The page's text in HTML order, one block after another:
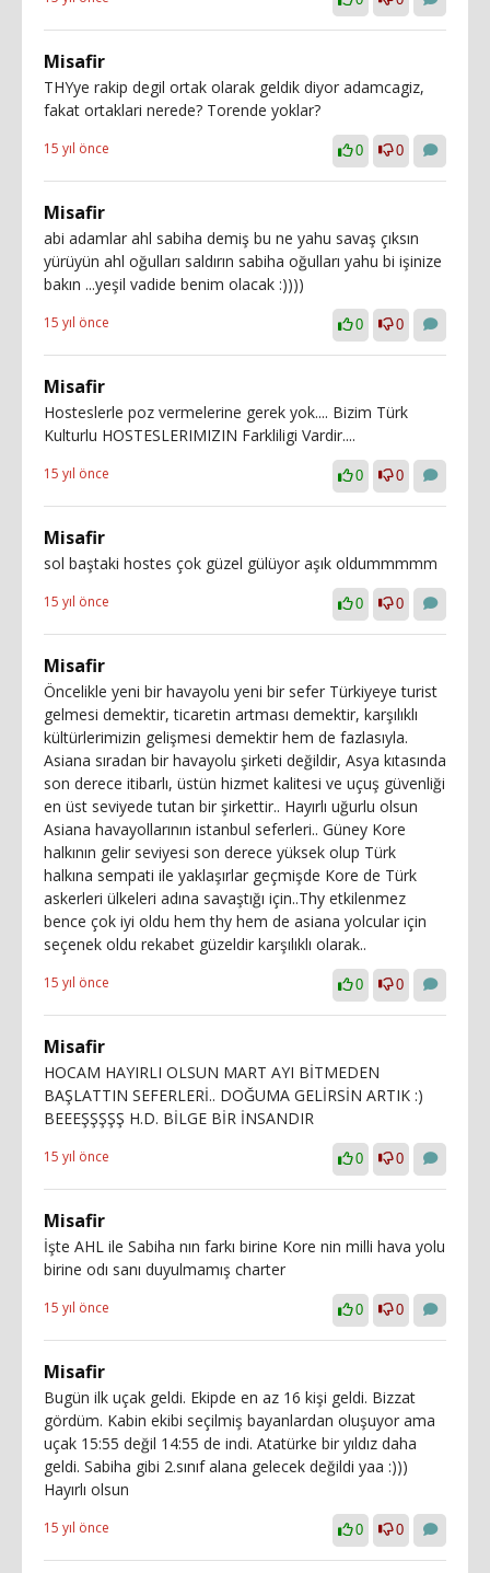
Misafir
THYye rakip degil ortak olarak geldik diyor adamcagiz,
fakat ortaklari nerede? Torende yoklar?
15 yıl önce 0 0
Misafir
abi adamlar ahl sabiha demiş bu ne yahu savaş çıksın
yürüyün ahl oğulları saldırın sabiha oğulları yahu bi işinize
bakın ...yeşil vadide benim olacak :))))
15 yıl önce 0 0
Misafir
Hosteslerle poz vermelerine gerek yok.... Bizim Türk
Kulturlu HOSTESLERIMIZIN Farkliligi Vardir....
15 yıl önce 0 0
Misafir
sol baştaki hostes çok güzel gülüyor aşık oldummmmm
15 yıl önce 0 0
Misafir
Öncelikle yeni bir havayolu yeni bir sefer Türkiyeye turist
gelmesi demektir, ticaretin artması demektir, karşılıklı
kültürlerimizin gelişmesi demektir hem de fazlasıyla.
Asiana sıradan bir havayolu şirketi değildir, Asya kıtasında
son derece itibarlı, üstün hizmet kalitesi ve uçuş güvenliği
en üst seviyede tutan bir şirkettir.. Hayırlı uğurlu olsun
Asiana havayollarının istanbul seferleri.. Güney Kore
halkının gelir seviyesi son derece yüksek olup Türk
halkına sempati ile yaklaşırlar geçmişde Kore de Türk
askerleri ülkeleri adına savaştığı için..Thy etkilenmez
bence çok iyi oldu hem thy hem de asiana yolcular için
seçenek oldu rekabet güzeldir karşılıklı olarak..
15 yıl önce 0 0
Misafir
HOCAM HAYIRLI OLSUN MART AYI BİTMEDEN
BAŞLATTIN SEFERLERİ.. DOĞUMA GELİRSİN ARTIK :)
BEEEŞŞŞŞŞ H.D. BİLGE BİR İNSANDIR
15 yıl önce 0 0
Misafir
İşte AHL ile Sabiha nın farkı birine Kore nin milli hava yolu
birine odı sanı duyulmamış charter
15 yıl önce 0 0
Misafir
Bugün ilk uçak geldi. Ekipde en az 16 kişi geldi. Bizzat
gördüm. Kabin ekibi seçilmiş bayanlardan oluşuyor ama
uçak 15:55 değil 14:55 de indi. Atatürke bir yıldız daha
geldi. Sabiha gibi 2.sınıf alana gelecek değildi yaa :)))
Hayırlı olsun
15 yıl önce 0 0